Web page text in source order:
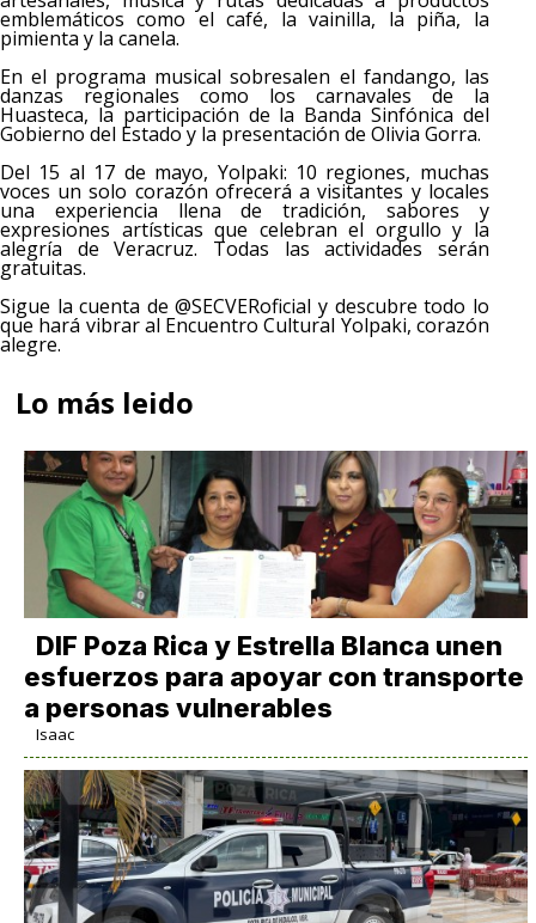
emblemáticos como el café, la vainilla, la piña, la
pimienta y la canela.
En el programa musical sobresalen el fandango, las
danzas regionales como los carnavales de la
Huasteca, la participación de la Banda Sinfónica del
Gobierno del Estado y la presentación de Olivia Gorra.
Del 15 al 17 de mayo, Yolpaki: 10 regiones, muchas
voces un solo corazón ofrecerá a visitantes y locales
una experiencia llena de tradición, sabores y
expresiones artísticas que celebran el orgullo y la
alegría de Veracruz. Todas las actividades serán
gratuitas.
Sigue la cuenta de @SECVERoficial y descubre todo lo
que hará vibrar al Encuentro Cultural Yolpaki, corazón
alegre.
Lo más leido
DIF Poza Rica y Estrella Blanca unen
esfuerzos para apoyar con transporte
a personas vulnerables
Isaac